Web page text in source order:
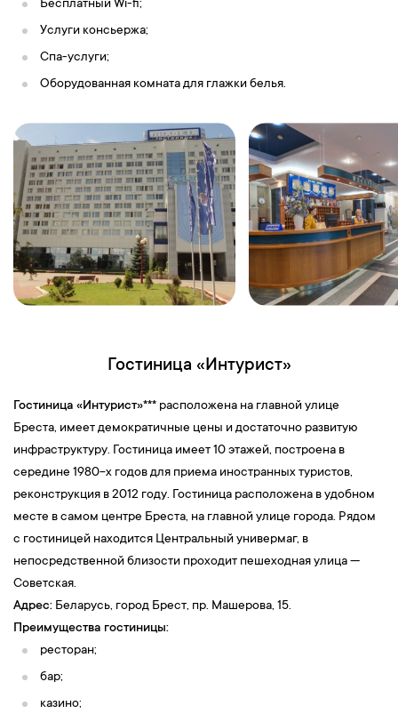
Бесплатный Wi-fi;
Услуги консьержа;
Спа-услуги;
Оборудованная комната для глажки белья.
Гостиница «Интурист»
Гостиница «Интурист»*** расположена на главной улице
Бреста, имеет демократичные цены и достаточно развитую
инфраструктуру. Гостиница имеет 10 этажей, построена в
середине 1980-х годов для приема иностранных туристов,
реконструкция в 2012 году. Гостиница расположена в удобном
месте в самом центре Бреста, на главной улице города. Рядом
с гостиницей находится Центральный универмаг, в
непосредственной близости проходит пешеходная улица —
Советская.
Адрес: Беларусь, город Брест, пр. Машерова, 15.
Преимущества гостиницы:
ресторан;
бар;
казино;